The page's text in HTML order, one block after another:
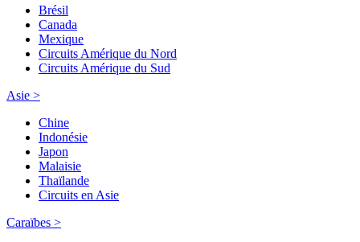
Brésil
Canada
Mexique
Circuits Amérique du Nord
Circuits Amérique du Sud
Asie >
Chine
Indonésie
Japon
Malaisie
Thaïlande
Circuits en Asie
Caraïbes >